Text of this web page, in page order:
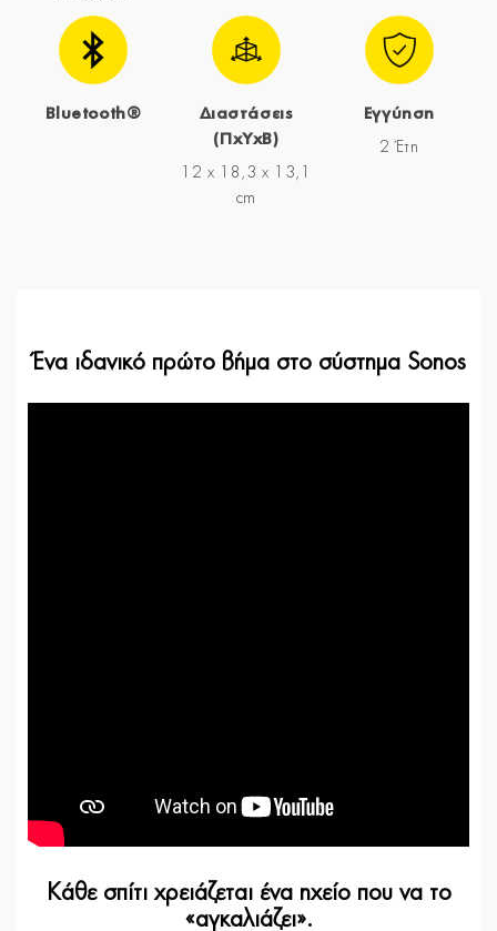
Bluetooth®
Διαστάσεις
(ΠxYxΒ)
12 x 18,3 x 13,1
cm
Εγγύηση
2 Έτη
Ένα ιδανικό πρώτο βήμα στο σύστημα Sonos
Κάθε σπίτι χρειάζεται ένα ηχείο που να το
«αγκαλιάζει».